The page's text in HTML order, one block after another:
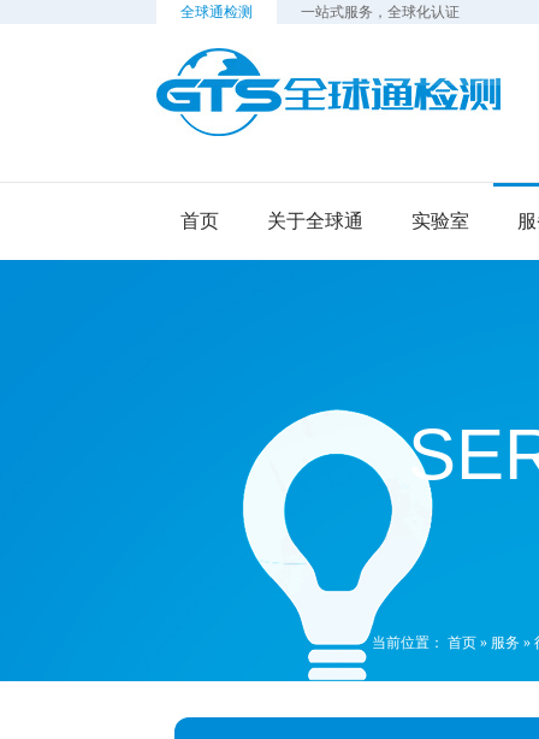
全球通检测 一站式服务，全球化认证
首页 关于全球通 实验室
当前位置： 首页» 服务»